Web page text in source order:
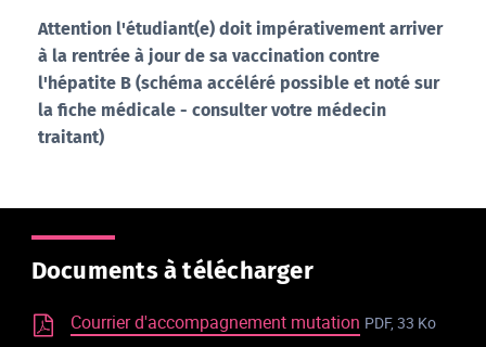
Attention l'étudiant(e) doit impérativement arriver
à la rentrée à jour de sa vaccination contre
l'hépatite B (schéma accéléré possible et noté sur
la fiche médicale - consulter votre médecin
traitant)
Documents à télécharger
Courrier d'accompagnement mutation PDF, 33 Ko